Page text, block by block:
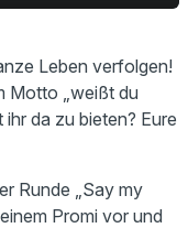
Party-Momente!
13:44
Leben verfolgen!
Motto „weißt du
da zu bieten? Eure
Runde „Say my
Promi vor und